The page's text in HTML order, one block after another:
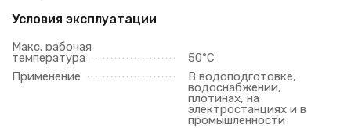
Условия эксплуатации
Макс. рабочая
температура
50°C
Применение
В водоподготовке,
водоснабжении,
плотинах, на
электростанциях и в
промышленности